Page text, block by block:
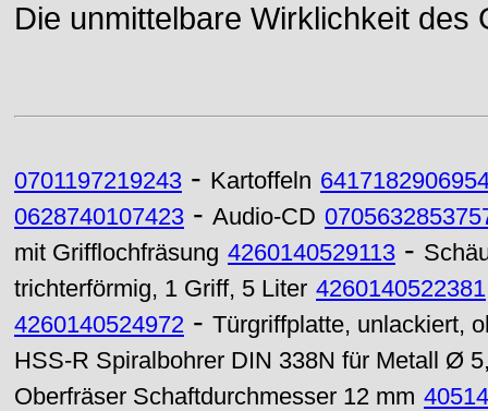
Die unmittelbare Wirklichkeit des
0701197219243 - Kartoffeln
0628740107423 - Audio-CD
mit Grifflochfräsung 4260140529113 -
trichterförmig, 1 Griff, 5 Liter 4260140522381
4260140524972 - Türgriffplatte, unlackiert,
HSS-R Spiralbohrer DIN 338N für Metall Ø
Oberfräser Schaftdurchmesser 12 mm